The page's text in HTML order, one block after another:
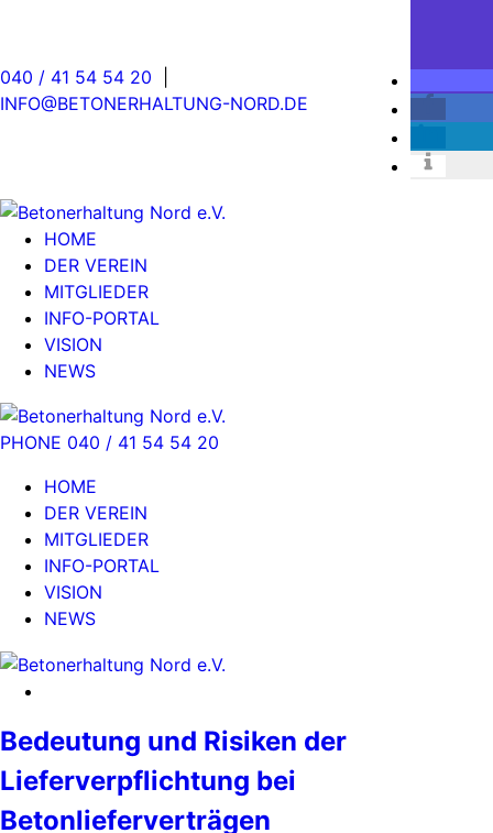
040 / 41 54 54 20
INFO@BETONERHALTUNG-NORD.DE
HOME
DER VEREIN
MITGLIEDER
INFO-PORTAL
VISION
NEWS
PHONE 040 / 41 54 54 20
HOME
DER VEREIN
MITGLIEDER
INFO-PORTAL
VISION
NEWS
Bedeutung und Risiken der
Lieferverpflichtung bei
Betonlieferverträgen